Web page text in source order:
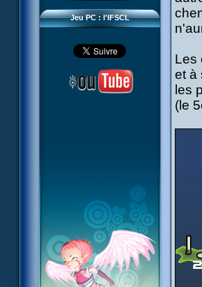
Jeu PC : l'IFSCL
Les
et à
les
(le